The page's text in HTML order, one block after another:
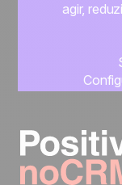
agir,